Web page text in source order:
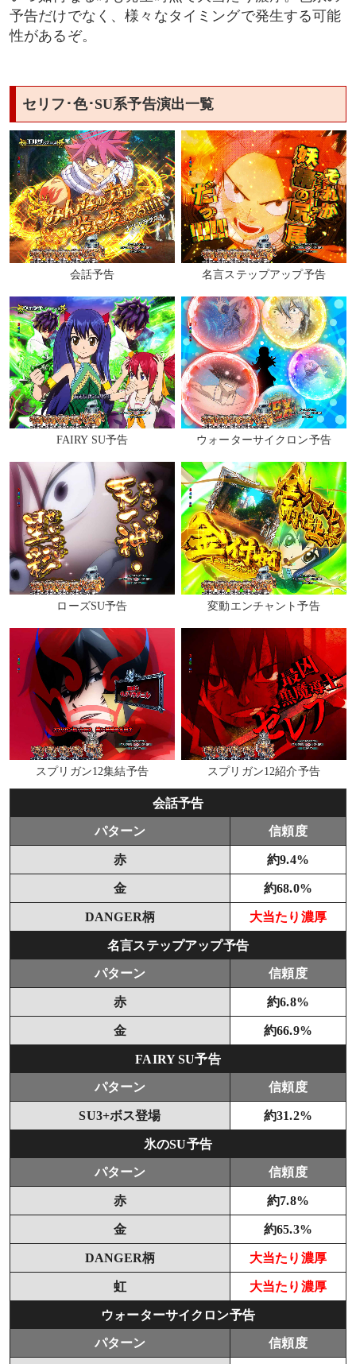
予告だけでなく、様々なタイミングで発生する可能
性があるぞ。
セリフ･色･SU系予告演出一覧
会話予告 名言ステップアップ予告
FAIRY SU予告 ウォーターサイクロン予告
ローズSU予告 変動エンチャント予告
スプリガン12集結予告 スプリガン12紹介予告
会話予告
パターン 信頼度
赤 約9.4%
金 約68.0%
DANGER柄 大当たり濃厚
名言ステップアップ予告
パターン 信頼度
赤 約6.8%
金 約66.9%
FAIRY SU予告
パターン 信頼度
SU3+ボス登場 約31.2%
氷のSU予告
パターン 信頼度
赤 約7.8%
金 約65.3%
DANGER柄 大当たり濃厚
虹 大当たり濃厚
ウォーターサイクロン予告
パターン 信頼度